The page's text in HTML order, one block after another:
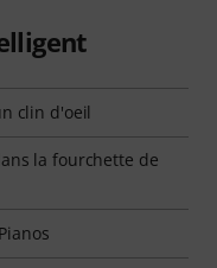
clin d'oeil
la fourchette de